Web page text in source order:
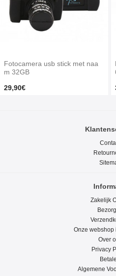
Fotocamera usb stick met naa
m 32GB
29,90€
Zakelijk
Onze webshop
Over
Privacy
Algemene